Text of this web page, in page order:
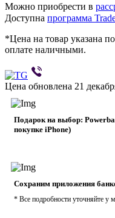
Можно приобрести в
Доступна программа
*Цена на товар указана
оплате наличными.
Цена обновлена 21
Подарок на выбор:
покупке iPhone)
Сохраним приложения
* Все подробности уточняйте у